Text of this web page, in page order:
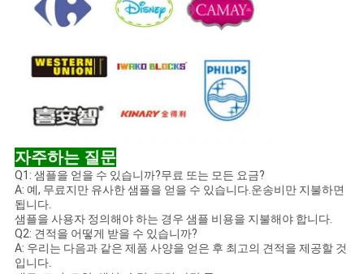
자주하는 질문
Q1: 샘플을 얻을 수 있습니까?무료 또는 모든 요금?
A: 예, 무료지만 유사한 샘플을 얻을 수 있습니다.운송비만 지불하면
됩니다.
샘플을 사용자 정의해야 하는 경우 샘플 비용을 지불해야 합니다.
Q2: 견적을 어떻게 받을 수 있습니까?
A: 우리는 다음과 같은 제품 사양을 얻은 후 최고의 견적을 제공할 것
입니다.